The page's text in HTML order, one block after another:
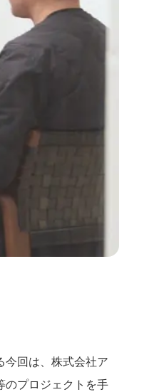
今回は、株式会社ア
のプロジェクトを手